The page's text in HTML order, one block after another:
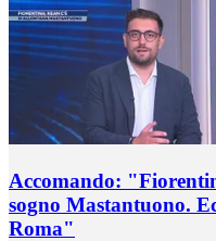
Accomando:
sogno Mastantuono.
Roma"